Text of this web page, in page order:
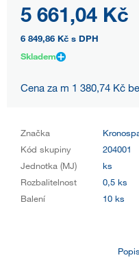
5 661,04 Kč
6 849,86 Kč s DPH
Skladem
Cena za m 1 380,74 Kč
Značka
Kód skupiny
204001
Jednotka (MJ)
ks
Rozbalitelnost
0,5 ks
Balení
10 ks